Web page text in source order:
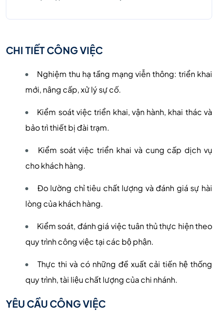
CHI TIẾT CÔNG VIỆC
Nghiệm thu hạ tầng mạng viễn thông: triển khai
mới, nâng cấp, xử lý sự cố.
Kiểm soát việc triển khai, vận hành, khai thác và
bảo trì thiết bị đài trạm.
Kiểm soát việc triển khai và cung cấp dịch vụ
cho khách hàng.
Đo lường chỉ tiêu chất lượng và đánh giá sự hài
lòng của khách hàng.
Kiểm soát, đánh giá việc tuân thủ thực hiện theo
quy trình công việc tại các bộ phận.
Thực thi và có những đề xuất cải tiến hệ thống
quy trình, tài liệu chất lượng của chi nhánh.
YÊU CẦU CÔNG VIỆC